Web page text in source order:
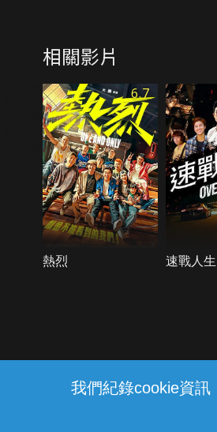
我們紀錄cookie資
相關影片
6.7
熱烈 速戰人生